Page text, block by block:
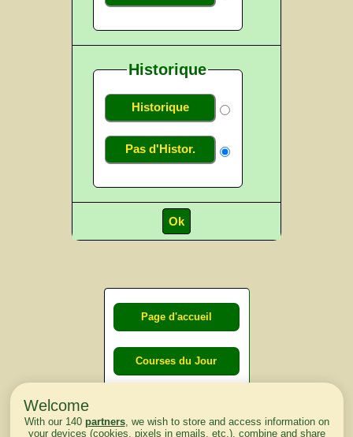
Historique
Historique
Pas d'Histor.
Page d'accueil
Courses du Jour
lendemain
Welcome
With our 140 partners, we wish to store and access information on
your devices (cookies, pixels in emails, etc.), combine and share